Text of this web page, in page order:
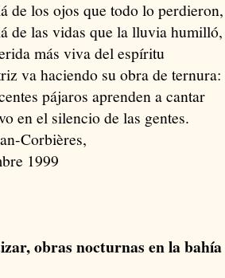
de los ojos que todo lo perdieron,
de las vidas que la lluvia humilló,
más viva del espíritu
va haciendo su obra de ternura:
pájaros aprenden a cantar
en el silencio de las gentes.
Corbières,
1999
obras nocturnas en la